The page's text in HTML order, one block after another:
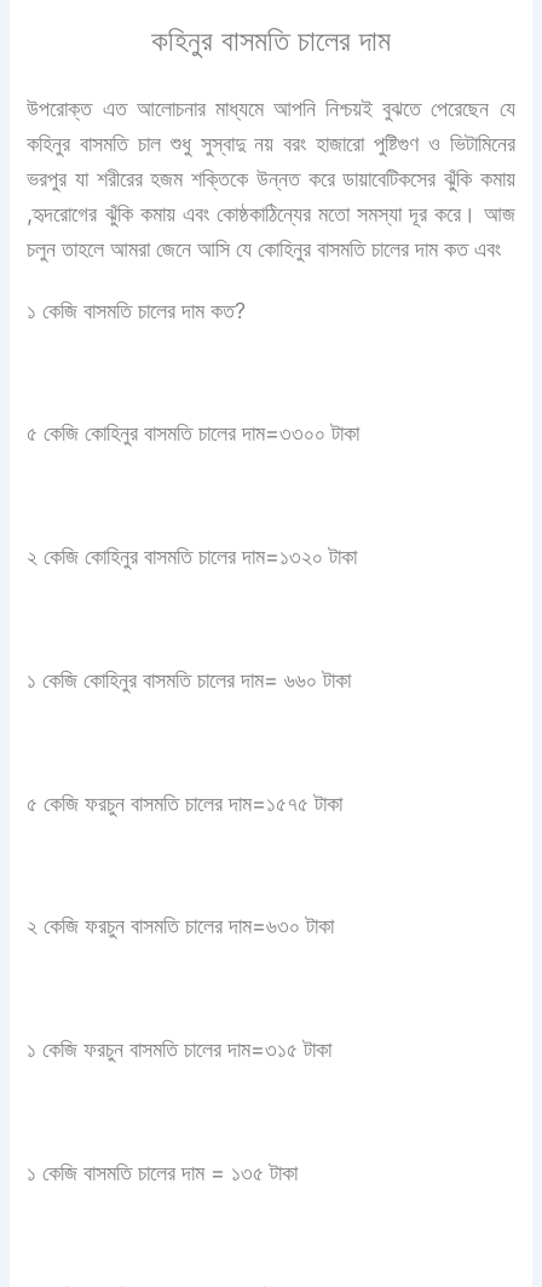
কহিনুর বাসমতি চালের দাম
উপরোক্ত এত আলোচনার মাধ্যমে আপনি নিশ্চয়ই বুঝতে পেরেছেন যে
কহিনুর বাসমতি চাল শুধু সুস্বাদু নয় বরং হাজারো পুষ্টিগুণ ও ভিটামিনের
ভরপুর যা শরীরের হজম শক্তিকে উন্নত করে ডায়াবেটিকসের ঝুঁকি কমায়
,হৃদরোগের ঝুঁকি কমায় এবং কোষ্ঠকাঠিন্যের মতো সমস্যা দূর করে। আজ
চলুন তাহলে আমরা জেনে আসি যে কোহিনুর বাসমতি চালের দাম কত এবং
১ কেজি বাসমতি চালের দাম কত?
৫ কেজি কোহিনুর বাসমতি চালের দাম=৩৩০০ টাকা
২ কেজি কোহিনুর বাসমতি চালের দাম=১৩২০ টাকা
১ কেজি কোহিনুর বাসমতি চালের দাম= ৬৬০ টাকা
৫ কেজি ফরচুন বাসমতি চালের দাম=১৫৭৫ টাকা
২ কেজি ফরচুন বাসমতি চালের দাম=৬৩০ টাকা
১ কেজি ফরচুন বাসমতি চালের দাম=৩১৫ টাকা
১ কেজি বাসমতি চালের দাম = ১৩৫ টাকা